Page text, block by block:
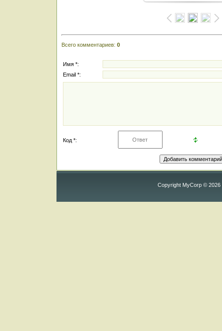
Всего комментариев: 0
Имя *:
Email *:
Код *:
Copyright MyCorp © 2026